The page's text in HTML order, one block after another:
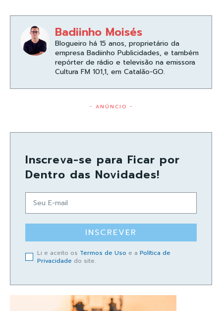
Badiinho Moisés
Blogueiro há 15 anos, proprietário da
empresa Badiinho Publicidades, e também
repórter de rádio e televisão na emissora
Cultura FM 101,1, em Catalão-GO.
- ANÚNCIO -
Inscreva-se para Ficar por
Dentro das Novidades!
INSCREVER
Li e aceito os Termos de Uso e a Política de
Privacidade do site.